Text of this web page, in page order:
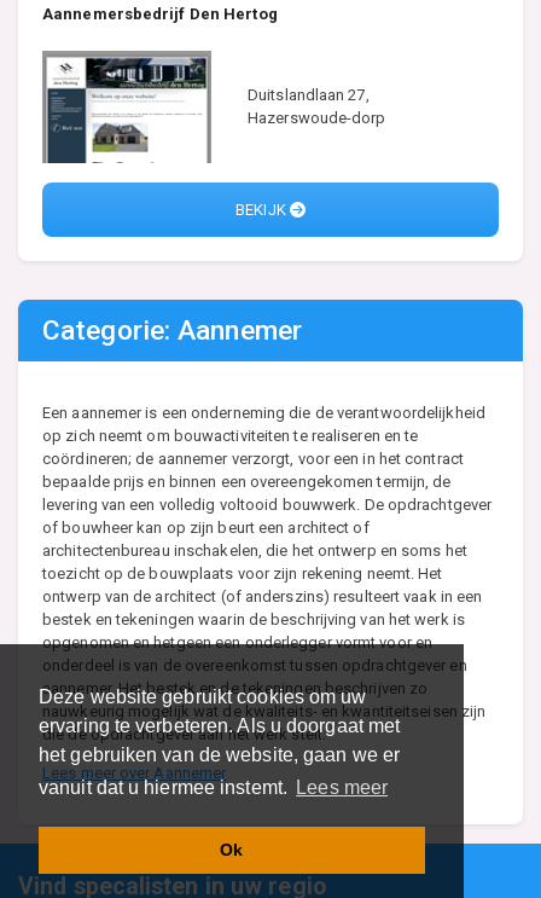
Deze website gebruikt cookies om uw
ervaring te verbeteren. Als u doorgaat met
het gebruiken van de website, gaan we er
vanuit dat u hiermee instemt.
Lees meer
Ok
Aannemersbedrijf Den Hertog
Duitslandlaan 27,
Hazerswoude-dorp
BEKIJK
Categorie: Aannemer
Een aannemer is een onderneming die de verantwoordelijkheid
op zich neemt om bouwactiviteiten te realiseren en te
coördineren; de aannemer verzorgt, voor een in het contract
bepaalde prijs en binnen een overeengekomen termijn, de
levering van een volledig voltooid bouwwerk. De opdrachtgever
of bouwheer kan op zijn beurt een architect of
architectenbureau inschakelen, die het ontwerp en soms het
toezicht op de bouwplaats voor zijn rekening neemt. Het
ontwerp van de architect (of anderszins) resulteert vaak in een
bestek en tekeningen waarin de beschrijving van het werk is
opgenomen en hetgeen een onderlegger vormt voor en
onderdeel is van de overeenkomst tussen opdrachtgever en
aannemer. Het bestek en de tekeningen beschrijven zo
nauwkeurig mogelijk wat de kwaliteits- en kwantiteitseisen zijn
die de opdrachtgever aan het werk stelt.
Lees meer over Aannemer
Vind specalisten in uw regio